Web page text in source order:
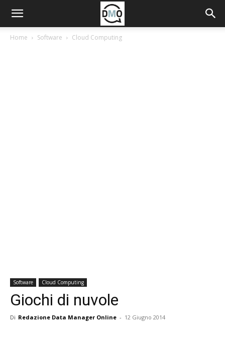
Home Software Cloud Computing
Software Cloud Computing
Giochi di nuvole
Di Redazione Data Manager Online - 12 Giugno 2014